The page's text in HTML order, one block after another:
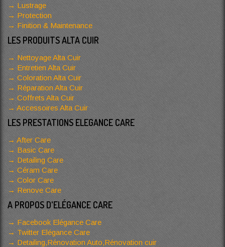
Lustrage
Protection
Finition & Maintenance
LES PRODUITS ALTA CUIR
Nettoyage Alta Cuir
Entretien Alta Cuir
Coloration Alta Cuir
Réparation Alta Cuir
Coffrets Alta Cuir
Accessoires Alta Cuir
LES PRESTATIONS ELEGANCE CARE
After Care
Basic Care
Detailing Care
Céram Care
Color Care
Renove Care
A PROPOS D'ELÉGANCE CARE
Facebook Elégance Care
Twitter Elégance Care
Detailing,Rénovation Auto,Rénovation cuir